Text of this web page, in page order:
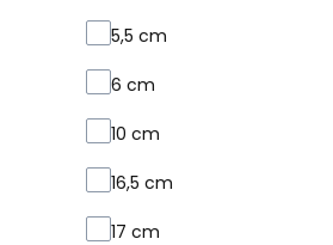
5,5 cm
6 cm
10 cm
16,5 cm
17 cm